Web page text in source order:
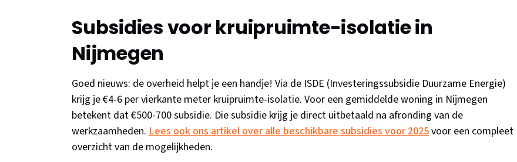
Subsidies voor kruipruimte-isolatie in
Nijmegen
Goed nieuws: de overheid helpt je een handje! Via de ISDE (Investeringssubsidie Duurzame Energie)
krijg je €4-6 per vierkante meter kruipruimte-isolatie. Voor een gemiddelde woning in Nijmegen
betekent dat €500-700 subsidie. Die subsidie krijg je direct uitbetaald na afronding van de
werkzaamheden. Lees ook ons artikel over alle beschikbare subsidies voor 2025voor een compleet
overzicht van de mogelijkheden.